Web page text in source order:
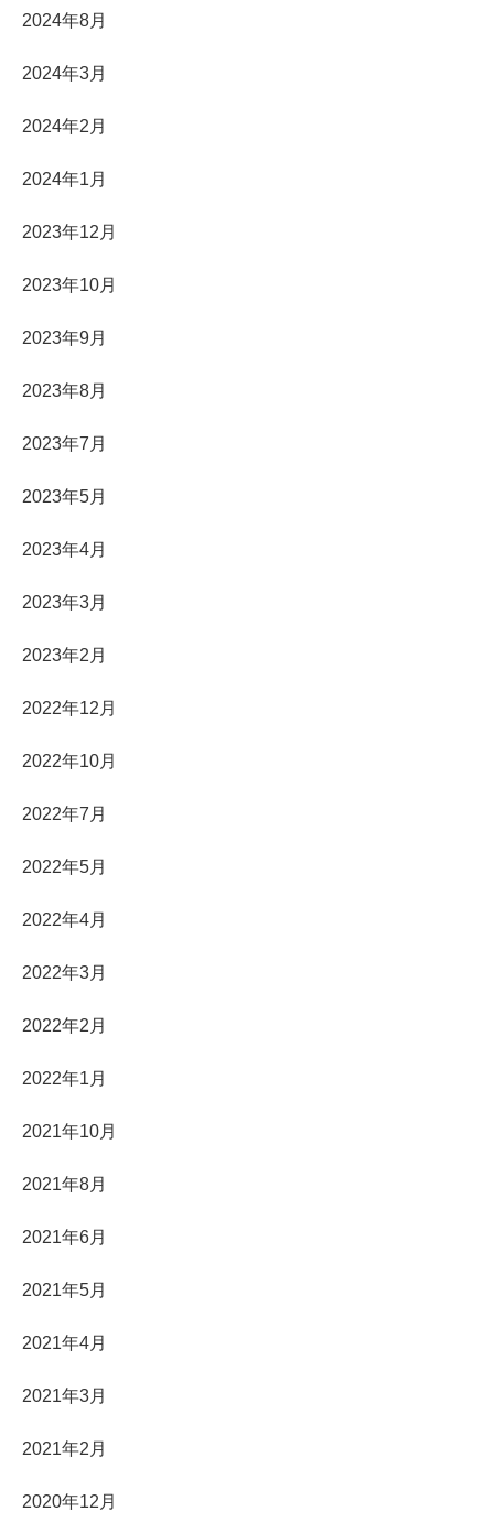
2024年8月
2024年3月
2024年2月
2024年1月
2023年12月
2023年10月
2023年9月
2023年8月
2023年7月
2023年5月
2023年4月
2023年3月
2023年2月
2022年12月
2022年10月
2022年7月
2022年5月
2022年4月
2022年3月
2022年2月
2022年1月
2021年10月
2021年8月
2021年6月
2021年5月
2021年4月
2021年3月
2021年2月
2020年12月